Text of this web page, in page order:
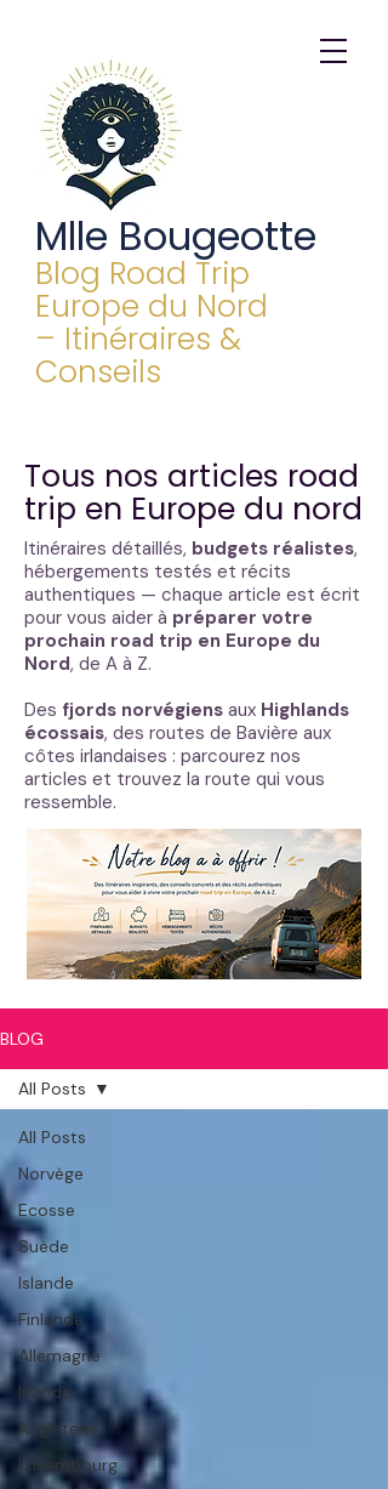
Mlle Bougeotte
Blog Road Trip
Europe du Nord
– Itinéraires &
Conseils
Tous nos articles road
trip en Europe du nord
Itinéraires détaillés, budgets réalistes,
hébergements testés et récits
authentiques — chaque article est écrit
pour vous aider à préparer votre
prochain road trip en Europe du
Nord, de A à Z.
Des fjords norvégiens aux Highlands
écossais, des routes de Bavière aux
côtes irlandaises : parcourez nos
articles et trouvez la route qui vous
ressemble.
BLOG
All Posts
Norvège
Ecosse
Suède
Islande
Finlande
Allemagne
Irlande
Angleterre
Luxembourg
All Posts